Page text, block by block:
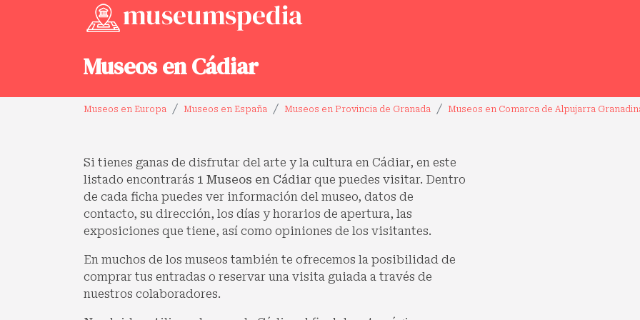
Museos en Cádiar
Museos en Europa Museos en España Museos en Provincia de Granada Museos en Comarca de Alpujarra
Si tienes ganas de disfrutar del arte y la cultura en Cádiar, en este
listado encontrarás 1 Museos en Cádiar que puedes visitar. Dentro
de cada ficha puedes ver información del museo, datos de
contacto, su dirección, los días y horarios de apertura, las
exposiciones que tiene, así como opiniones de los visitantes.
En muchos de los museos también te ofrecemos la posibilidad de
comprar tus entradas o reservar una visita guiada a través de
nuestros colaboradores.